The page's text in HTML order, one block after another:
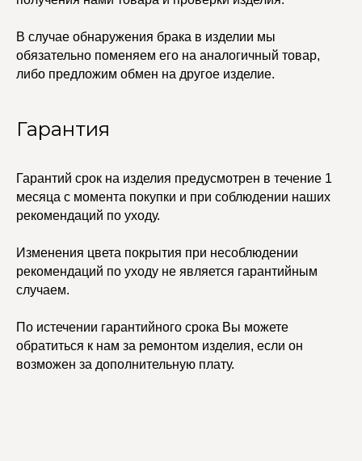
В случае обнаружения брака в изделии мы
обязательно поменяем его на аналогичный товар,
либо предложим обмен на другое изделие.
Гарантия
Гарантий срок на изделия предусмотрен в течение 1
месяца с момента покупки и при соблюдении наших
рекомендаций по уходу.
Изменения цвета покрытия при несоблюдении
рекомендаций по уходу не является гарантийным
случаем.
По истечении гарантийного срока Вы можете
обратиться к нам за ремонтом изделия, если он
возможен за дополнительную плату.
Сеты
Упаковка
Сертификаты
Не бриллианты, потому
что по любви